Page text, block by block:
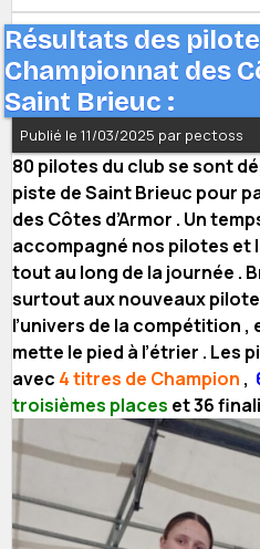
Résultats des
Championnat des
Saint Brieuc :
Publié le 11/03/2025 par pectoss
80 pilotes du club se sont
piste de Saint Brieuc pour
des Côtes d’Armor . Un
accompagné nos pilotes
tout au long de la journée .
surtout aux nouveaux
l’univers de la compétition ,
mette le pied à l’étrier . Les
avec 4 titres de Champion ,
troisièmes places et 36